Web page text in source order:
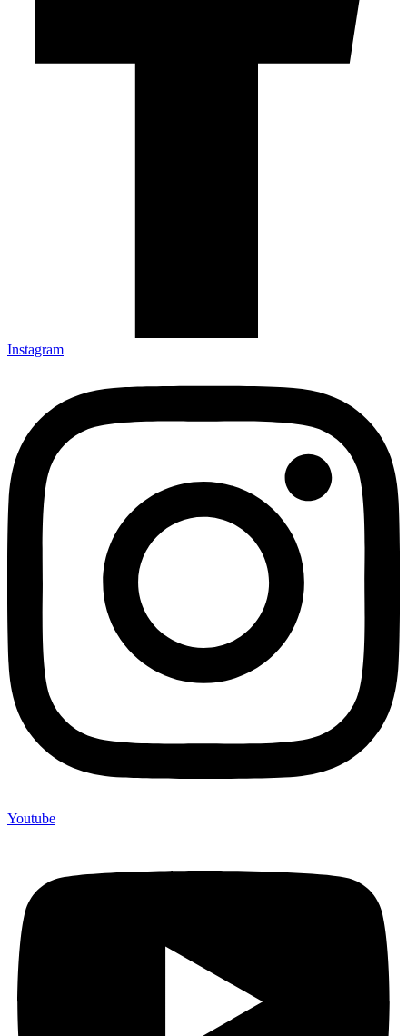
Instagram
Youtube